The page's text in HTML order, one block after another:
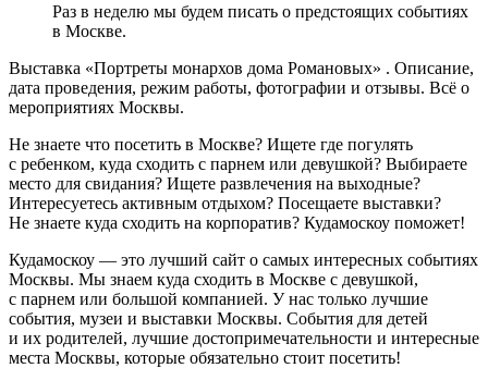
Раз в неделю мы будем писать о предстоящих событиях
в Москве.
Выставка «Портреты монархов дома Романовых» . Описание,
дата проведения, режим работы, фотографии и отзывы. Всё о
мероприятиях Москвы.
Не знаете что посетить в Москве? Ищете где погулять
с ребенком, куда сходить с парнем или девушкой? Выбираете
место для свидания? Ищете развлечения на выходные?
Интересуетесь активным отдыхом? Посещаете выставки?
Не знаете куда сходить на корпоратив? Кудамоскоу поможет!
Кудамоскоу — это лучший сайт о самых интересных событиях
Москвы. Мы знаем куда сходить в Москве с девушкой,
с парнем или большой компанией. У нас только лучшие
события, музеи и выставки Москвы. События для детей
и их родителей, лучшие достопримечательности и интересные
места Москвы, которые обязательно стоит посетить!